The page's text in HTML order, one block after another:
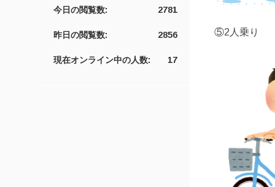
2781
今日の閲覧数:
2856
昨日の閲覧数:
17
現在オンライン中の人数:
⑤2人乗り